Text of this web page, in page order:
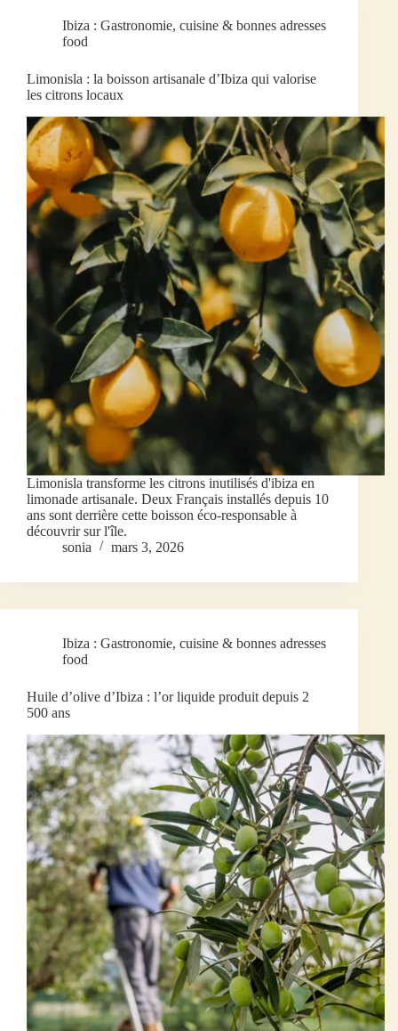
Ibiza : Gastronomie, cuisine & bonnes adresses
food
Limonisla : la boisson artisanale d’Ibiza qui valorise
les citrons locaux
Limonisla transforme les citrons inutilisés d'ibiza en
limonade artisanale. Deux Français installés depuis 10
ans sont derrière cette boisson éco-responsable à
découvrir sur l'île.
sonia
mars 3, 2026
Ibiza : Gastronomie, cuisine & bonnes adresses
food
Huile d’olive d’Ibiza : l’or liquide produit depuis 2
500 ans